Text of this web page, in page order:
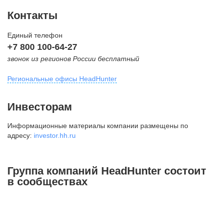
Контакты
Единый телефон
+7 800 100-64-27
звонок из регионов России бесплатный
Региональные офисы HeadHunter
внутригородская территория
Муниципальный округ Тверской,
2-я Брестская ул., д. 48,
+7 495 980-64-27
Инвесторам
Информационные материалы компании размещены по
адресу: investor.hh.ru
Группа компаний HeadHunter состоит
в сообществах